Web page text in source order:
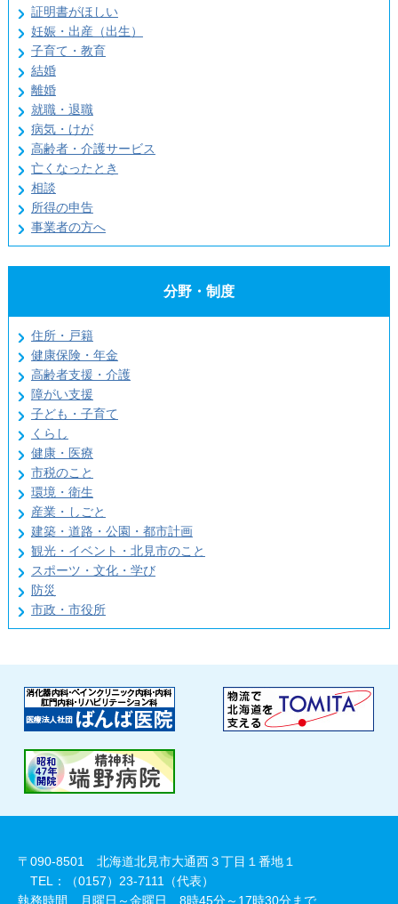
証明書がほしい
妊娠・出産（出生）
子育て・教育
結婚
離婚
就職・退職
病気・けが
高齢者・介護サービス
亡くなったとき
相談
所得の申告
事業者の方へ
分野・制度
住所・戸籍
健康保険・年金
高齢者支援・介護
障がい支援
子ども・子育て
くらし
健康・医療
市税のこと
環境・衛生
産業・しごと
建築・道路・公園・都市計画
観光・イベント・北見市のこと
スポーツ・文化・学び
防災
市政・市役所
〒090-8501 北海道北見市大通西３丁目１番地１
TEL：（0157）23-7111（代表）
執務時間 月曜日～金曜日 8時45分～17時30分まで